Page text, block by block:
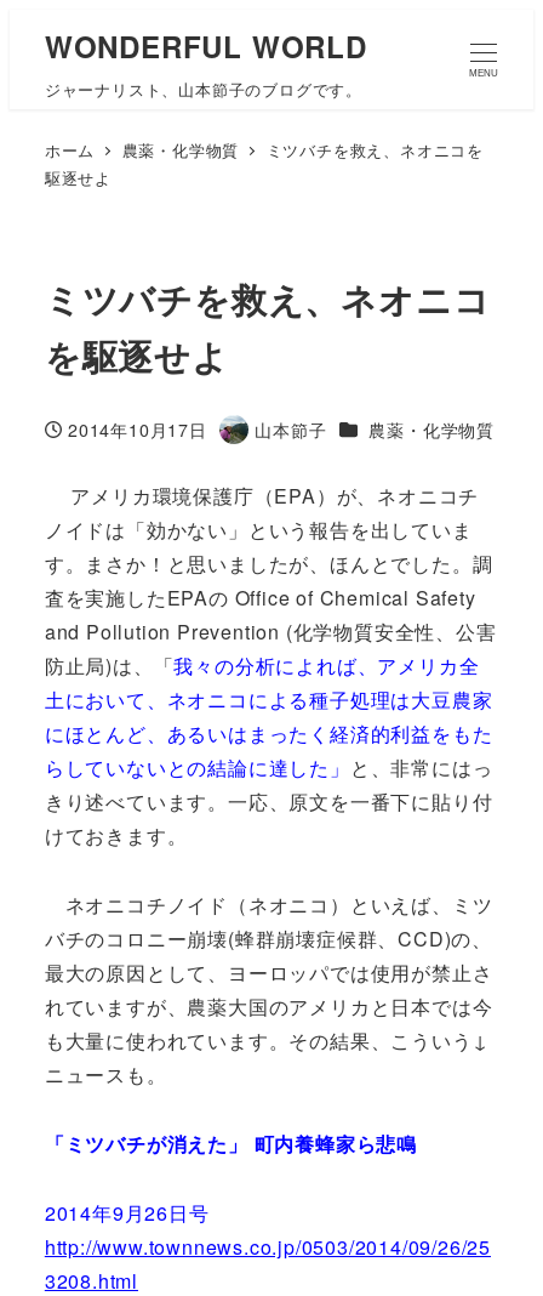
WONDERFUL WORLD
ジャーナリスト、山本節子のブログです。
MENU
ホーム 農薬・化学物質
ミツバチを救え、ネオニコを
駆逐せよ
ミツバチを救え、ネオニコ
を駆逐せよ
投稿日
2014年10月17日
著
山本節子 カテゴリー
農薬・化学物質
アメリカ環境保護庁（EPA）が、ネオニコチ
ノイドは「効かない」という報告を出していま
す。まさか！と思いましたが、ほんとでした。調
査を実施したEPAの Office of Chemical Safety
and Pollution Prevention (化学物質安全性、公害
防止局)は、「我々の分析によれば、アメリカ全
土において、ネオニコによる種子処理は大豆農家
にほとんど、あるいはまったく経済的利益をもた
らしていないとの結論に達した」 と、非常にはっ
きり述べています。一応、原文を一番下に貼り付
けておきます。
ネオニコチノイド（ネオニコ）といえば、ミツ
バチのコロニー崩壊(蜂群崩壊症候群、CCD)の、
最大の原因として、ヨーロッパでは使用が禁止さ
れていますが、農薬大国のアメリカと日本では今
も大量に使われています。その結果、こういう↓
ニュースも。
「ミツバチが消えた」 町内養蜂家ら悲鳴
2014年9月26日号
http://www.townnews.co.jp/0503/2014/09/26/25
3208.html